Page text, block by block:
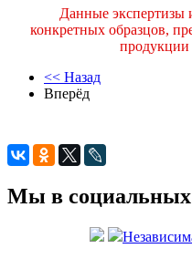
Данные экспертизы
конкретных образцов,
продукции
<< Назад
Вперёд
Мы в социальных